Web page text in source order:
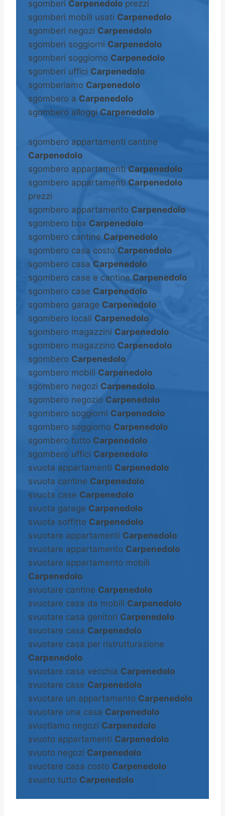
sgomberi Carpenedolo prezzi
sgomberi mobili usati Carpenedolo
sgomberi negozi Carpenedolo
sgomberi soggiorni Carpenedolo
sgomberi soggiorno Carpenedolo
sgomberi uffici Carpenedolo
sgomberiamo Carpenedolo
sgombero a Carpenedolo
sgombero alloggi Carpenedolo
sgombero appartamenti cantine
Carpenedolo
sgombero appartamenti Carpenedolo
sgombero appartamenti Carpenedolo
prezzi
sgombero appartamento Carpenedolo
sgombero box Carpenedolo
sgombero cantine Carpenedolo
sgombero casa costo Carpenedolo
sgombero casa Carpenedolo
sgombero case e cantine Carpenedolo
sgombero case Carpenedolo
sgombero garage Carpenedolo
sgombero locali Carpenedolo
sgombero magazzini Carpenedolo
sgombero magazzino Carpenedolo
sgombero Carpenedolo
sgombero mobili Carpenedolo
sgombero negozi Carpenedolo
sgombero negozio Carpenedolo
sgombero soggiorni Carpenedolo
sgombero soggiorno Carpenedolo
sgombero tutto Carpenedolo
sgombero uffici Carpenedolo
svuota appartamenti Carpenedolo
svuota cantine Carpenedolo
svuota case Carpenedolo
svuota garage Carpenedolo
svuota soffitte Carpenedolo
svuotare appartamenti Carpenedolo
svuotare appartamento Carpenedolo
svuotare appartamento mobili
Carpenedolo
svuotare cantine Carpenedolo
svuotare casa da mobili Carpenedolo
svuotare casa genitori Carpenedolo
svuotare casa Carpenedolo
svuotare casa per ristrutturazione
Carpenedolo
svuotare casa vecchia Carpenedolo
svuotare case Carpenedolo
svuotare un appartamento Carpenedolo
svuotare una casa Carpenedolo
svuotiamo negozi Carpenedolo
svuoto appartamenti Carpenedolo
svuoto negozi Carpenedolo
svuotare casa costo Carpenedolo
svuoto tutto Carpenedolo